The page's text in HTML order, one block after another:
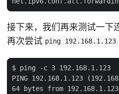
接下来，我们再来测试一下
再次尝试 ping 192.168.1.123
$ ping -c 3 192.168.1.123
PING 192.168.1.123
64 bytes from